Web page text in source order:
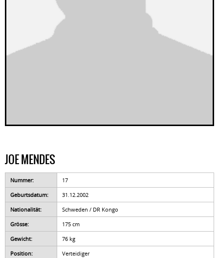
JOE MENDES
Nummer:
17
Geburtsdatum:
31.12.2002
Nationalität:
Schweden / DR Kongo
Grösse:
175 cm
Gewicht:
76 kg
Position:
Verteidiger